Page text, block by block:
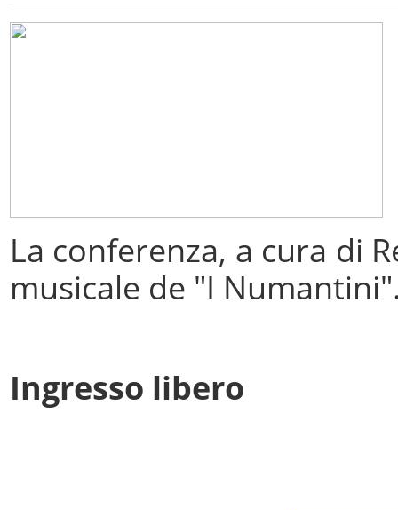
La conferenza, a cura di
musicale de "I
Ingresso libero